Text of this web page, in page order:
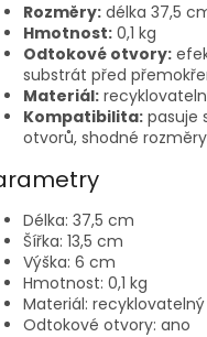
Rozměry: délka 37,5
Hmotnost: 0,1 kg
Odtokové otvory:
substrát před
Materiál:
Kompatibilita: pasuje
otvorů, shodné
Délka: 37,5 cm
Šířka: 13,5 cm
Výška: 6 cm
Hmotnost: 0,1 kg
Materiál:
Odtokové otvory: ano